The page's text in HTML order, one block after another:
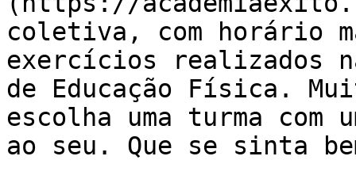
coletiva, com horário
exercícios realizados
de Educação Física.
escolha uma turma com
ao seu. Que se sinta